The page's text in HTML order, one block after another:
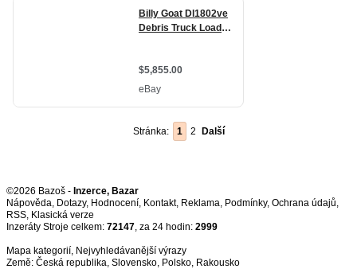
Stránka: 1 2 Další
©2026 Bazoš - Inzerce, Bazar
Nápověda, Dotazy, Hodnocení, Kontakt, Reklama, Podmínky, Ochrana údajů,
RSS,
Inzeráty Stroje celkem: 72147, za 24 hodin: 2999
Mapa kategorií, Nejvyhledávanější výrazy
Země: Česká republika, Slovensko, Polsko, Rakousko